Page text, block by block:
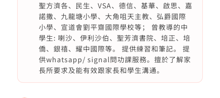
聖方濟各、民生、VSA、德信、基華、啟思、嘉
諾撒、九龍塘小學、大角咀天主教、弘爵國際
小學、宣道會劉平齋國際學校等； 曾教導的中
學生: 喇沙、伊利沙伯、聖芳濟書院、培正、培
僑、銀禧、耀中國際等。 提供練習和筆記。 提
供whatsapp/ signal問功課服務。擅於了解家
長所要求及能有效跟家長和學生溝通。